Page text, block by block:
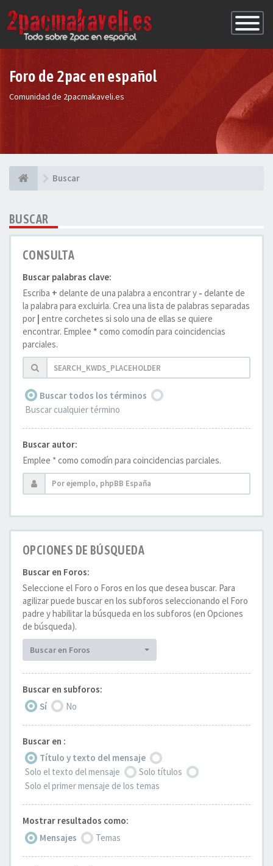
de
Foro de 2pac en español
Comunidad de 2pacmakaveli.es
Buscar
BUSCAR
CONSULTA
Buscar palabras clave:
Escriba + delante de una palabra a encontrar y - delante de
la palabra para excluirla. Crea una lista de palabras separadas
por | entre corchetes si solo una de ellas se quiere
encontrar. Emplee * como comodín para coincidencias
parciales.
Buscar todos los términos
Buscar cualquier término
Buscar autor:
Emplee * como comodín para coincidencias parciales.
OPCIONES DE BÚSQUEDA
Buscar en Foros:
Seleccione el Foro o Foros en los que desea buscar. Para
agilizar puede buscar en los subforos seleccionando el Foro
padre y habilitar la búsqueda en los subforos (en Opciones
de búsqueda).
Buscar en Foros
Buscar en subforos:
Sí
No
Buscar en :
Título y texto del mensaje
Solo el texto del mensaje
Solo títulos
Solo el primer mensaje de los temas
Mostrar resultados como:
Mensajes
Temas